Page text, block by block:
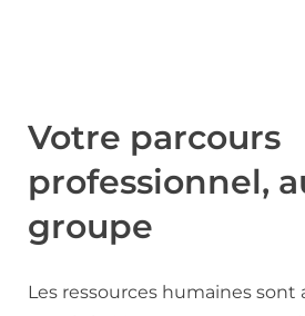
Votre parcours
professionnel,
groupe
Les ressources humaines